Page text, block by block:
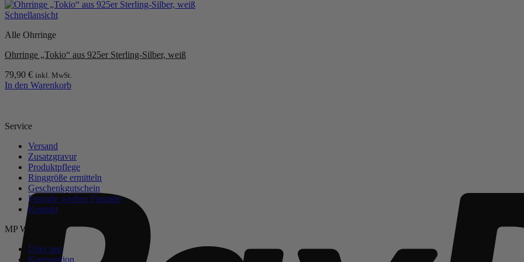
Schnellansicht
Alle Ohrringe
Ohrringe „Tokio“ aus 925er Sterling-Silber, weiß
79,90 € inkl. MwSt.
In den Warenkorb
Service
Versand
Zusatzgravur
Produktpflege
Ringgröße ermitteln
Geschenkgutschein
Freunde werben Freunde
Kontakt
MP Welt
Über uns
Kooperation